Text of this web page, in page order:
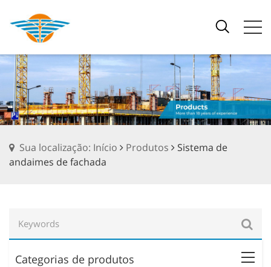
Sua localização: Início Produtos
Sistema de
andaimes de fachada
Categorias de produtos